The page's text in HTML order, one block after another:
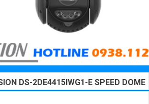
DS-2DE4415IWG1-E SPEED DOME